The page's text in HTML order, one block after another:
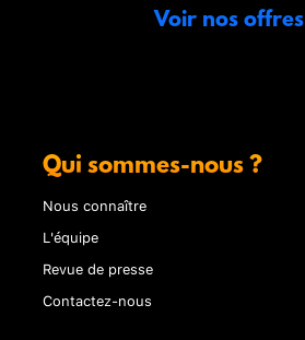
Voir nos offres
Qui sommes-nous ?
Nous connaître
L'équipe
Revue de presse
Contactez-nous